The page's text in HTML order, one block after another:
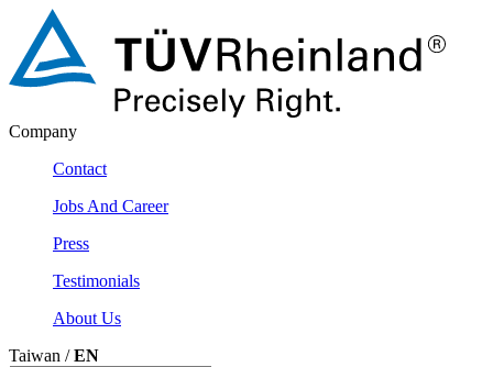
Company
Contact
Jobs And Career
Press
Testimonials
About Us
Taiwan /EN